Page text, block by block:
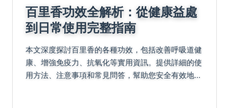
百里香功效全解析：從健康益處
到日常使用完整指南
本文深度探討百里香的各種功效，包括改善呼吸道健
康、增強免疫力、抗氧化等實用資訊。提供詳細的使
用方法、注意事項和常見問答，幫助您安全有效地將